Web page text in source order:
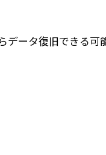
ータ復旧できる可